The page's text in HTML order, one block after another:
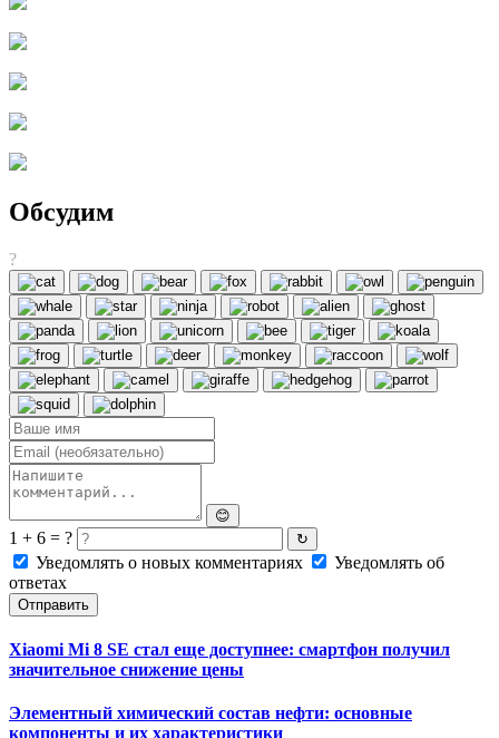
Обсудим
?
😊
1 + 6 = ? ↻
Уведомлять о новых комментариях
Уведомлять об
ответах
Отправить
Xiaomi Mi 8 SE стал еще доступнее: смартфон получил
значительное снижение цены
Элементный химический состав нефти: основные
компоненты и их характеристики